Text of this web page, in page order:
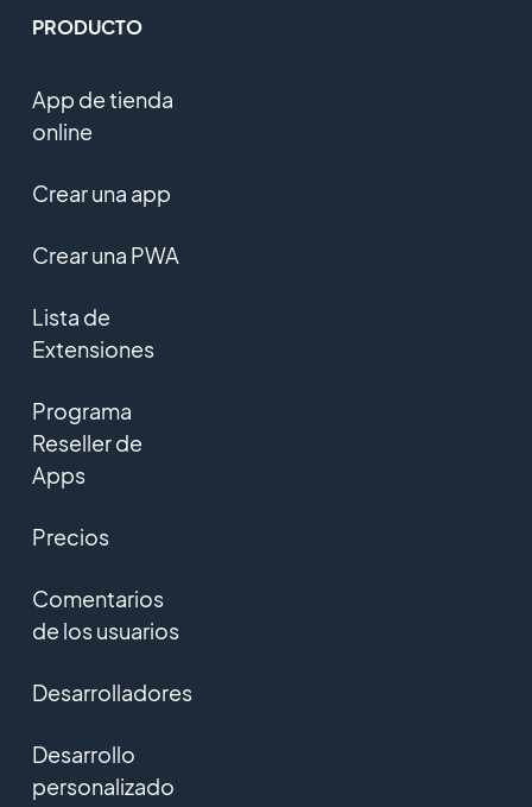
PRODUCTO
App de tienda
online
Crear una app
Crear una PWA
Lista de
Extensiones
Programa
Reseller de
Apps
Precios
Comentarios
de los usuarios
Desarrolladores
Desarrollo
personalizado